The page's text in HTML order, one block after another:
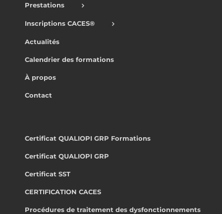
Prestations
Inscriptions CACES®
Actualités
Calendrier des formations
À propos
Contact
Certificat QUALIOPI GRP Formations
Certificat QUALIOPI GRP
Certificat SST
CERTIFICATION CACES
Procédures de traitement des dysfonctionnements